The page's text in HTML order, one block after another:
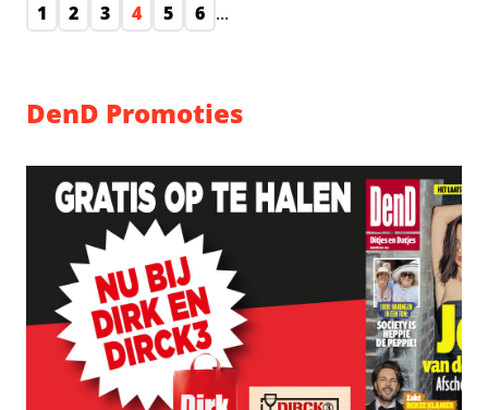
1
2 3 4 5 6 ...
DenD Promoties